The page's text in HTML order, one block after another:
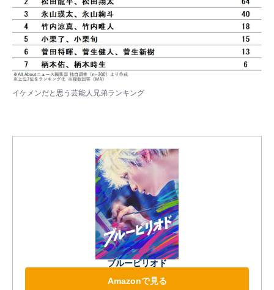
イケメンだと思う芸能人兄弟ランキング
ブルーピリオド
Amazonで見る